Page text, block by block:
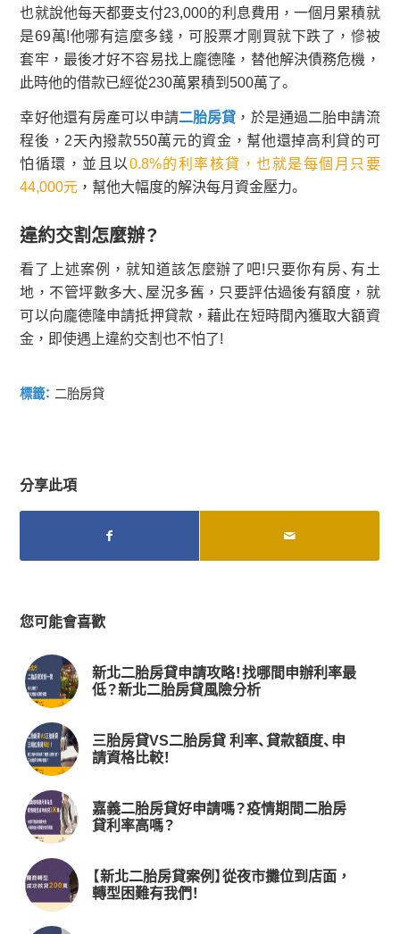
也就說他每天都要支付23,000的利息費用，一個月累積就
是69萬!他哪有這麼多錢，可股票才剛買就下跌了，慘被
套牢，最後才好不容易找上龐德隆，替他解決債務危機，
此時他的借款已經從230萬累積到500萬了。
幸好他還有房產可以申請二胎房貸 ，於是通過二胎申請流
程後，2天內撥款550萬元的資金，幫他還掉高利貸的可
怕循環，並且以0.8%的利率核貸，也就是每個月只要
44,000元 ，幫他大幅度的解決每月資金壓力。
違約交割怎麼辦？
看了上述案例，就知道該怎麼辦了吧!只要你有房、有土
地，不管坪數多大、屋況多舊，只要評估過後有額度，就
可以向龐德隆申請抵押貸款，藉此在短時間內獲取大額資
金，即使遇上違約交割也不怕了!
標籤： 二胎房貸
分享此項
您可能會喜歡
新北二胎房貸申請攻略！找哪間申辦利率最
低？新北二胎房貸風險分析
三胎房貸VS二胎房貸 利率、貸款額度、申
請資格比較！
嘉義二胎房貸好申請嗎？疫情期間二胎房
貸利率高嗎？
【新北二胎房貸案例】從夜市攤位到店面，
轉型困難有我們！